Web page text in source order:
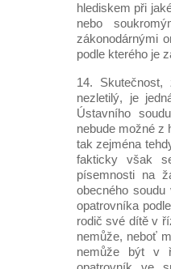
hlediskem při
nebo
zákonodárnými
podle kterého je
14.
nezletilý, je
Ústavního
nebude možné z
tak zejména
fakticky však
písemnosti na
obecného
opatrovníka
rodič své dítě v
nemůže, neboť
nemůže být v